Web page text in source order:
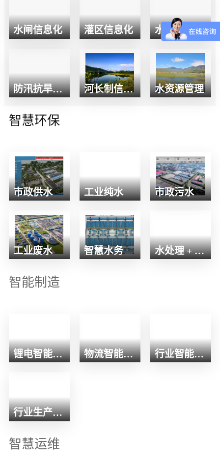
水闸信息化 灌区信息化 水利枢纽
防汛抗旱信息化 河长制信息化 水资源管理
智慧环保
市政供水 工业纯水 市政污水
工业废水 智慧水务 水处理 + 多能源系统
智能制造
锂电智能装备 物流智能装备 行业智能控制系统
行业生产运营管理系统
智慧运维